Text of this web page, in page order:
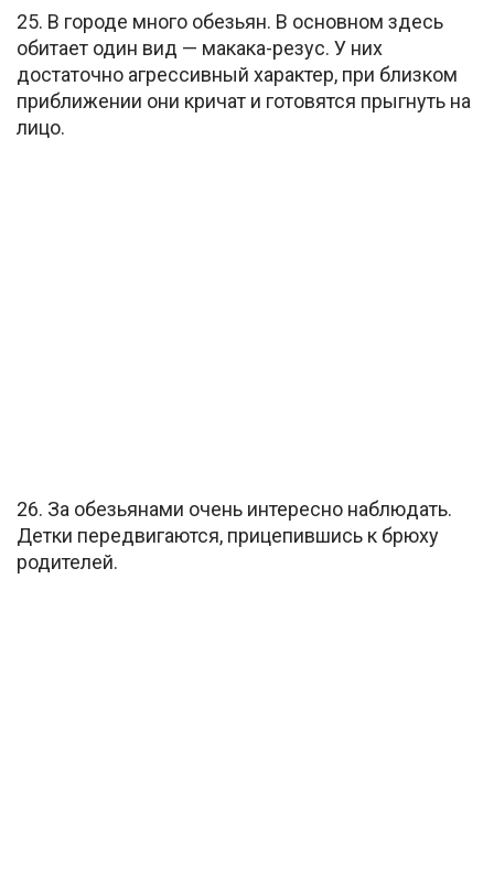
25. В городе много обезьян. В основном здесь
обитает один вид — макака-резус. У них
достаточно агрессивный характер, при близком
приближении они кричат и готовятся прыгнуть на
лицо.
26. За обезьянами очень интересно наблюдать.
Детки передвигаются, прицепившись к брюху
родителей.